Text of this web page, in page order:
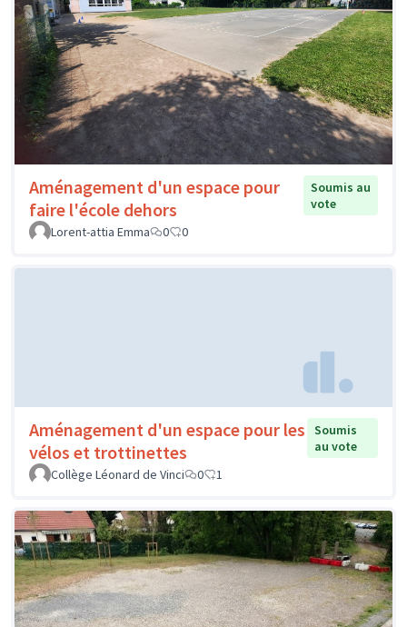
Aménagement d'un espace pour
faire l'école dehors
Soumis au
vote
Lorent-attia Emma
0 0
Aménagement d'un espace pour les
vélos et trottinettes
Soumis
au vote
Collège Léonard de Vinci
0 1